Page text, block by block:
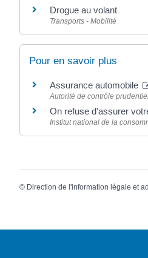
Drogue au volant
Transports - Mobilité
Pour en savoir plus
Assurance automobile
Autorité de contrôle
On refuse d'assurer
Institut national de la
© Direction de l'information légale et